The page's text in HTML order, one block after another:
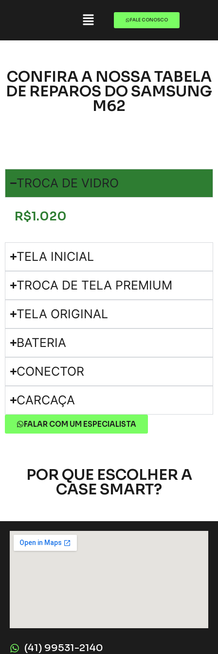
FALE CONOSCO
CONFIRA A NOSSA TABELA
DE REPAROS DO SAMSUNG
M62
TROCA DE VIDRO
R$1.020
TELA INICIAL
TROCA DE TELA PREMIUM
TELA ORIGINAL
BATERIA
CONECTOR
CARCAÇA
FALAR COM UM ESPECIALISTA
POR QUE ESCOLHER A
CASE SMART?
(41) 99531-2140